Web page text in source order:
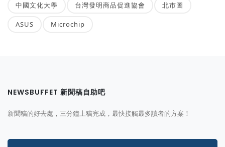
中國文化大學 台灣發明商品促進協會 北市圖
ASUS Microchip
NEWSBUFFET 新聞稿自助吧
新聞稿的好去處，三分鐘上稿完成，最快接觸最多讀者的方案！